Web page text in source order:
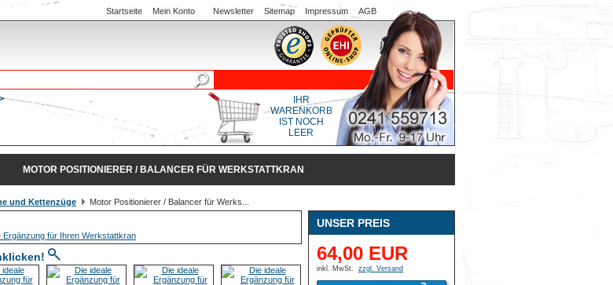
Startseite Mein Konto Newsletter Sitemap Impressum AGB
IHR
WARENKORB
IST NOCH
LEER
MOTOR POSITIONIERER / BALANCER FÜR WERKSTATTKRAN
und Kettenzüge Motor Positionierer / Balancer für Werks...
UNSER PREIS
64,00 EUR
inkl. MwSt. zzgl. Versand